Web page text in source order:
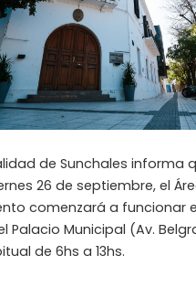
de Sunchales informa
26 de septiembre, el
comenzará a funcionar
Palacio Municipal (Av.
de 6hs a 13hs.